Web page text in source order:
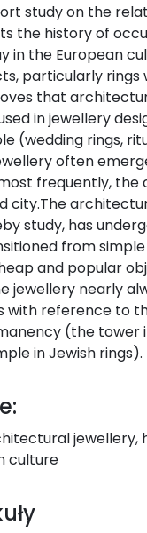
study on the
the history of
in the European
particularly rings
that
in jewellery
(wedding rings,
often
frequently,
city.The
study, has
from
and popular
jewellery nearly
with reference to
(the tower
in Jewish rings).
jewellery,
culture